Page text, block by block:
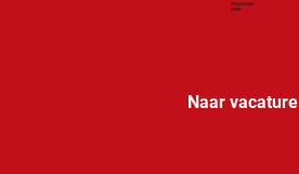
Medewerker
GWW
Naar vacature